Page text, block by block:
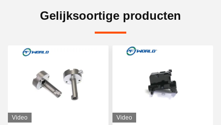
Gelijksoortige producten
Video Video